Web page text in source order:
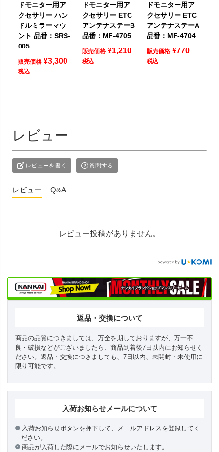
ドモニター用ア
クセサリー ハン
ドルミラーマウ
ント 品番：SRS-
005
販売価格 ¥3,300
税込
ドモニター用ア
クセサリー ETC
アンテナステーB
品番：MF-4705
販売価格 ¥1,210
税込
ドモニター用ア
クセサリー ETC
アンテナステーA
品番：MF-4704
販売価格 ¥770
税込
レビュー
レビューを書く 質問する
レビュー Q&A
レビュー投稿がありません。
返品・交換について
商品の品質につきましては、万全を期しておりますが、万一不
良・破損などがございましたら、商品到着後7日以内にお知らせく
ださい。返品・交換につきましても、7日以内、未開封・未使用に
限り可能です。
入荷お知らせメールについて
入荷お知らせボタンを押下して、メールアドレスを登録してく
ださい。
商品が入荷した際にメールでお知らせいたします。